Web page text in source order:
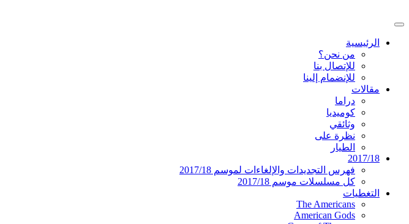
إلى
دليل التلفزيون العربي
موقع عربي متخصص في أخبار ومقالات حول المسلسلات الأجنبية
القائمة
الرئيسيةالرئيسية
من نحن؟
للإتصال بنا
للإنضمام إلينا
مقالات
دراما
كوميديا
وثائقي
نظرة على
الطيار
2017/18
فهرس التجديدات والإلغاءات لموسم 2017/18
كل مسلسلات موسم 2017/18
التغطيات
The Americans
American Gods